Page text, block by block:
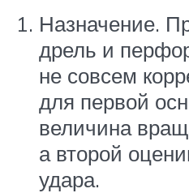
Назначение.
дрель и
не совсем
для первой
величина
а второй
удара.